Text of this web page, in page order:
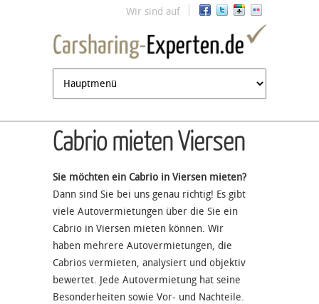
Jump to navigation
Wir sind auf
Cabrio mieten Viersen
Sie möchten ein Cabrio in Viersen mieten?
Dann sind Sie bei uns genau richtig! Es gibt
viele Autovermietungen über die Sie ein
Cabrio in Viersen mieten können. Wir
haben mehrere Autovermietungen, die
Cabrios vermieten, analysiert und objektiv
bewertet. Jede Autovermietung hat seine
Besonderheiten sowie Vor- und Nachteile.